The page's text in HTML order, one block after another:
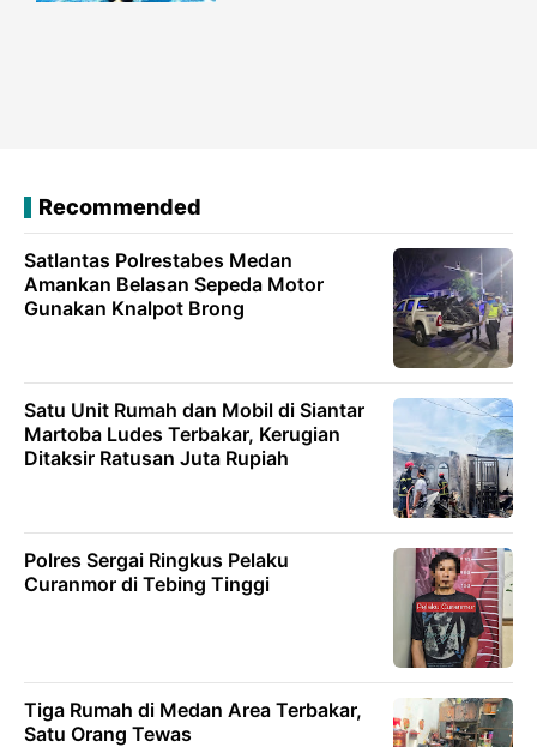
Recommended
Satlantas Polrestabes Medan
Amankan Belasan Sepeda Motor
Gunakan Knalpot Brong
Satu Unit Rumah dan Mobil di Siantar
Martoba Ludes Terbakar, Kerugian
Ditaksir Ratusan Juta Rupiah
Polres Sergai Ringkus Pelaku
Curanmor di Tebing Tinggi
Tiga Rumah di Medan Area Terbakar,
Satu Orang Tewas